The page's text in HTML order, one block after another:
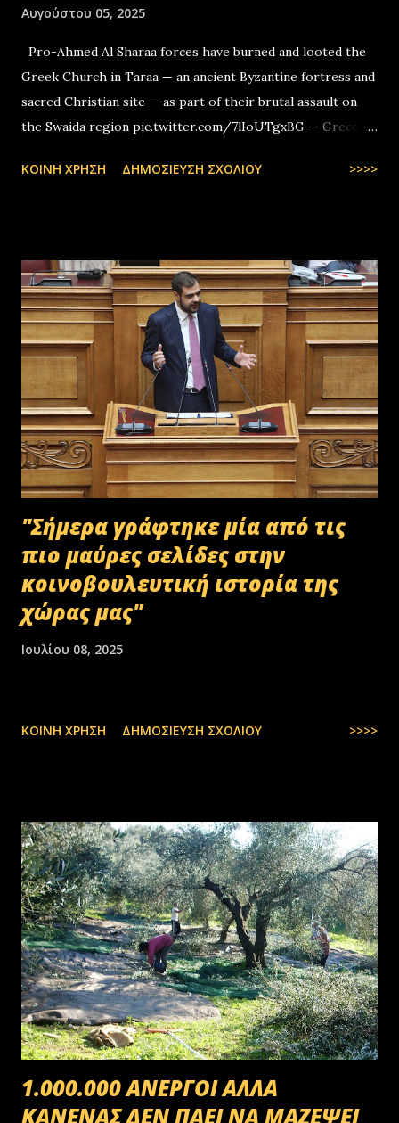
Αυγούστου 05, 2025
Pro-Ahmed Al Sharaa forces have burned and looted the
Greek Church in Taraa — an ancient Byzantine fortress and
sacred Christian site — as part of their brutal assault on
the Swaida region pic.twitter.com/7lIoUTgxBG — Greco-
ΚΟΙΝΉ ΧΡΉΣΗ ΔΗΜΟΣΊΕΥΣΗ ΣΧΟΛΊΟΥ >>>>
"Σήμερα γράφτηκε μία από τις
πιο μαύρες σελίδες στην
κοινοβουλευτική ιστορία της
χώρας μας"
Ιουλίου 08, 2025
ΚΟΙΝΉ ΧΡΉΣΗ ΔΗΜΟΣΊΕΥΣΗ ΣΧΟΛΊΟΥ >>>>
1.000.000 ΑΝΕΡΓΟΙ ΑΛΛΑ
ΚΑΝΕΝΑΣ ΔΕΝ ΠΑΕΙ ΝΑ ΜΑΖΕΨΕΙ